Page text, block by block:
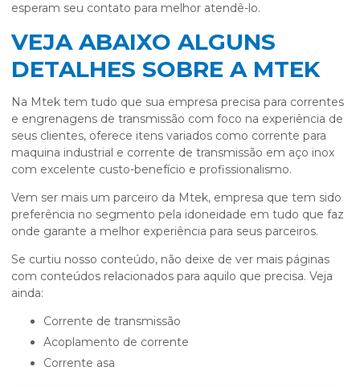
esperam seu contato para melhor atendê-lo.
VEJA ABAIXO ALGUNS
DETALHES SOBRE A MTEK
Na Mtek tem tudo que sua empresa precisa para correntes
e engrenagens de transmissão com foco na experiência de
seus clientes, oferece itens variados como corrente para
maquina industrial e corrente de transmissão em aço inox
com excelente custo-benefício e profissionalismo.
Vem ser mais um parceiro da Mtek, empresa que tem sido
preferência no segmento pela idoneidade em tudo que faz
onde garante a melhor experiência para seus parceiros.
Se curtiu nosso conteúdo, não deixe de ver mais páginas
com conteúdos relacionados para aquilo que precisa. Veja
ainda:
corrente de transmissão
acoplamento de corrente
corrente asa